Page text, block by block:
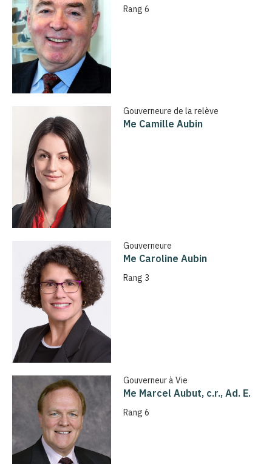
Rang 6
Gouverneure de la relève
Me Camille Aubin
Gouverneure
Me Caroline Aubin
Rang 3
Gouverneur à Vie
Me Marcel Aubut, c.r., Ad. E.
Rang 6